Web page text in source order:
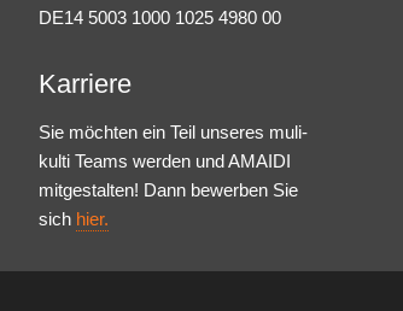
DE14 5003 1000 1025 4980 00
Karriere
Sie möchten ein Teil unseres muli-
kulti Teams werden und AMAIDI
mitgestalten! Dann bewerben Sie
sich hier.